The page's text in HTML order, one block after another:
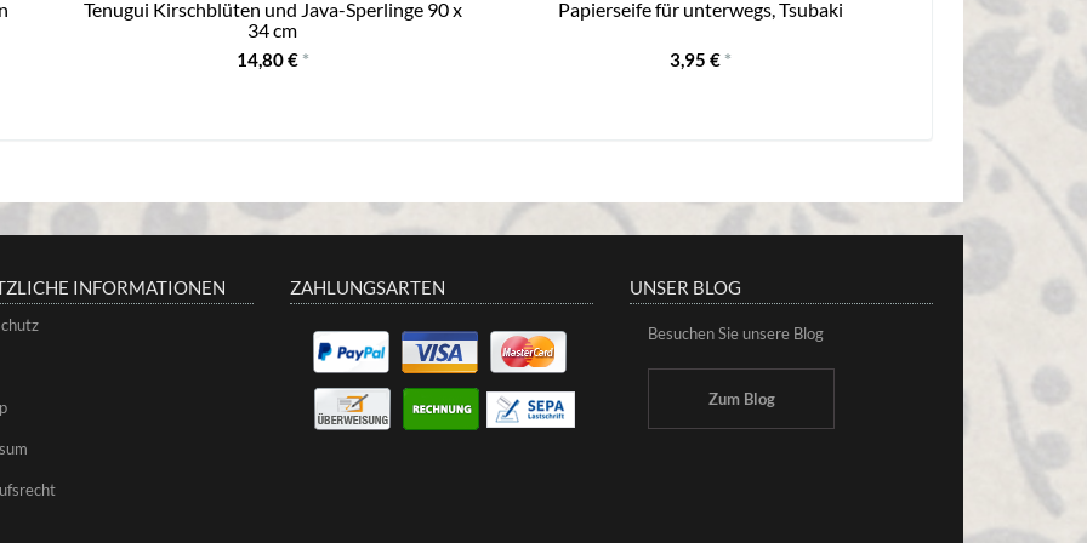
Tenugui Kirschblüten und Java-Sperlinge 90 x
34 cm
14,80 € *
Papierseife für unterwegs, Tsubaki
3,95 € *
INFORMATIONEN ZAHLUNGSARTEN UNSER BLOG
Besuchen Sie unsere Blog
Zum Blog